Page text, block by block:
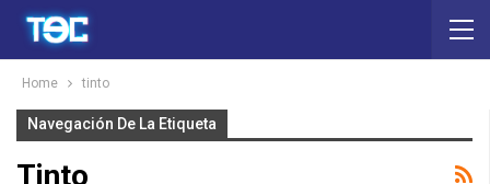
Home tinto
Navegación De La Etiqueta
Tinto